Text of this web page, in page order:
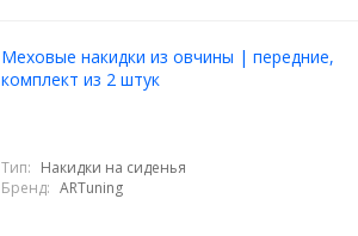
Меховые накидки из овчины | передние,
комплект из 2 штук
Тип: Накидки на сиденья
Бренд: ARTuning